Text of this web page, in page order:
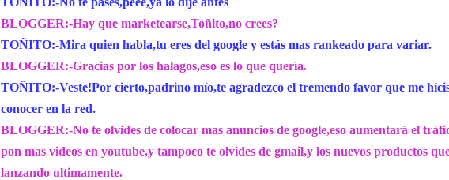
BLOGGER:-Hay que marketearse,Toñito,no crees?
TOÑITO:-Mira quien habla,tu eres del google y estás mas rankeado para variar.
BLOGGER:-Gracias por los halagos,eso es lo que quería.
TOÑITO:-Veste!Por cierto,padrino mío,te agradezco el tremendo favor que me
conocer en la red.
BLOGGER:-No te olvides de colocar mas anuncios de google,eso aumentará el
pon mas videos en youtube,y tampoco te olvides de gmail,y los nuevos productos
lanzando ultimamente.